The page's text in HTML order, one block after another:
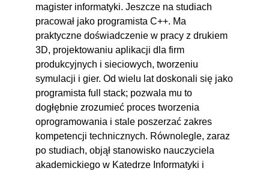
magister informatyki. Jeszcze na studiach
pracował jako programista C++. Ma
praktyczne doświadczenie w pracy z drukiem
3D, projektowaniu aplikacji dla firm
produkcyjnych i sieciowych, tworzeniu
symulacji i gier. Od wielu lat doskonali się jako
programista full stack; pozwala mu to
dogłębnie zrozumieć proces tworzenia
oprogramowania i stale poszerzać zakres
kompetencji technicznych. Równolegle, zaraz
po studiach, objął stanowisko nauczyciela
akademickiego w Katedrze Informatyki i